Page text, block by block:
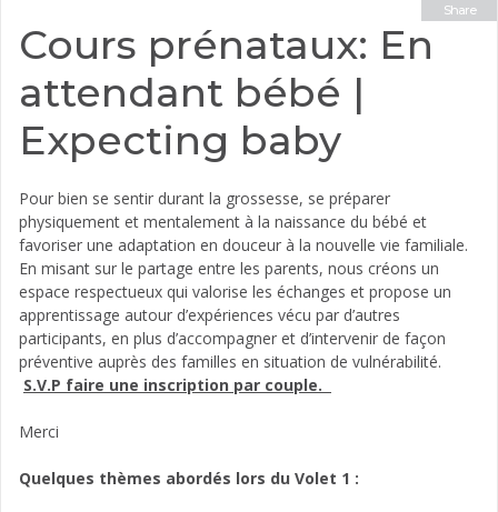
Share
Cours prénataux: En
attendant bébé |
Expecting baby
Pour bien se sentir durant la grossesse, se préparer
physiquement et mentalement à la naissance du bébé et
favoriser une adaptation en douceur à la nouvelle vie familiale.
En misant sur le partage entre les parents, nous créons un
espace respectueux qui valorise les échanges et propose un
apprentissage autour d’expériences vécu par d’autres
participants, en plus d’accompagner et d’intervenir de façon
préventive auprès des familles en situation de vulnérabilité.
S.V.P faire une inscription par couple.
Merci
Quelques thèmes abordés lors du Volet 1 :